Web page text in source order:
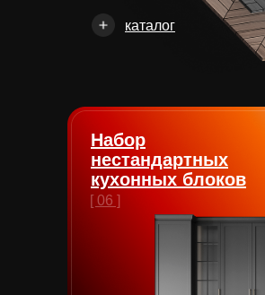
[ 06 ]
Набор
нестандартных
кухонных блоков
каталог